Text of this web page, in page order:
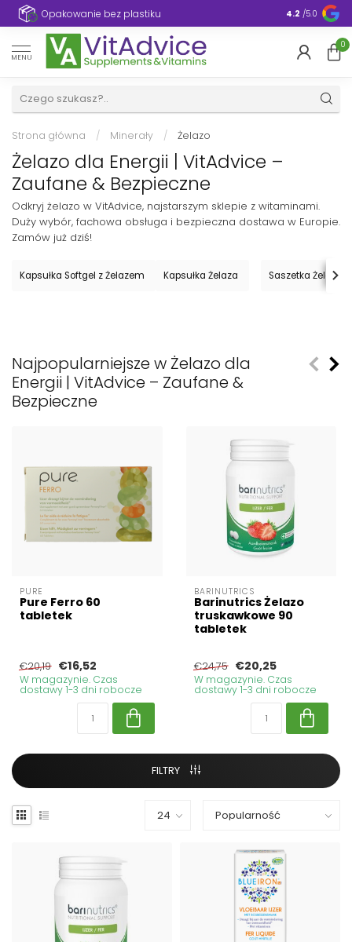
Opakowanie bez plastiku 4.2 /5.0
MENU
0
Strona główna / Minerały / Żelazo
Żelazo dla Energii | VitAdvice –
Zaufane & Bezpieczne
Odkryj żelazo w VitAdvice, najstarszym sklepie z witaminami.
Duży wybór, fachowa obsługa i bezpieczna dostawa w Europie.
Zamów już dziś!
Kapsułka Softgel z Żelazem Kapsułka Żelaza Saszetka Żelaza
Najpopularniejsze w Żelazo dla
Energii | VitAdvice – Zaufane &
Bezpieczne
PURE
Pure Ferro 60
tabletek
€20,19 €16,52
W magazynie. Czas
dostawy 1-3 dni robocze
BARINUTRICS
Barinutrics Żelazo
truskawkowe 90
tabletek
€24,75 €20,25
W magazynie. Czas
dostawy 1-3 dni robocze
FILTRY